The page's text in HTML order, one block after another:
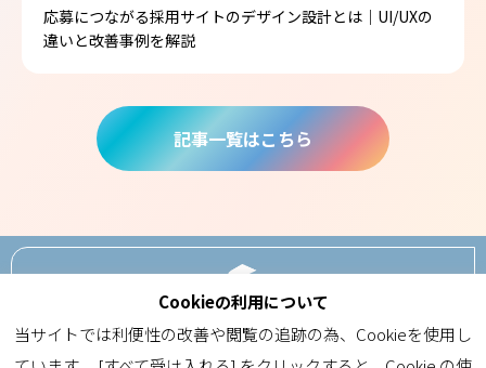
応募につながる採用サイトのデザイン設計とは｜UI/UXの
違いと改善事例を解説
記事一覧はこちら
ABOUT
Cookieの利用について
当サイトでは利便性の改善や閲覧の追跡の為、Cookieを使用し